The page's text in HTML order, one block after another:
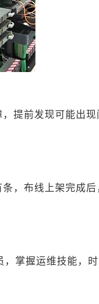
提前发现可能出现
，布线上架完成后
掌握运维技能，